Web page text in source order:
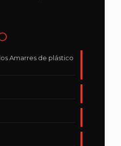
Amarres de plástico